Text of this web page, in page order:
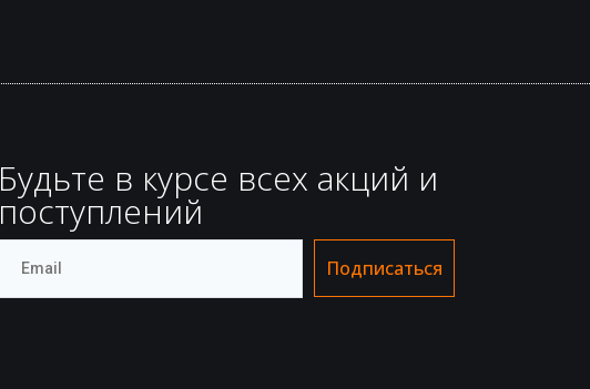
Будьте в курсе всех акций и
поступлений
Подписаться